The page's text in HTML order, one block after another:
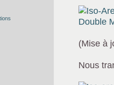
(Mise à
Nous